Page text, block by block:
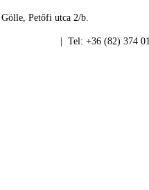
Petőfi utca 2/b.
| Tel: +36 (82) 374